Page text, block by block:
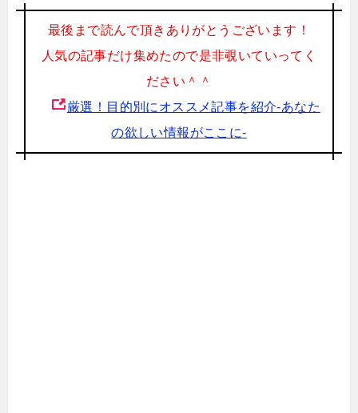
最後まで読んで頂きありがとうございます！
人気の記事だけ集めたので是非覗いていってく
ださい＾＾
厳選！目的別にオススメ記事を紹介-あなた
の欲しい情報がここに-